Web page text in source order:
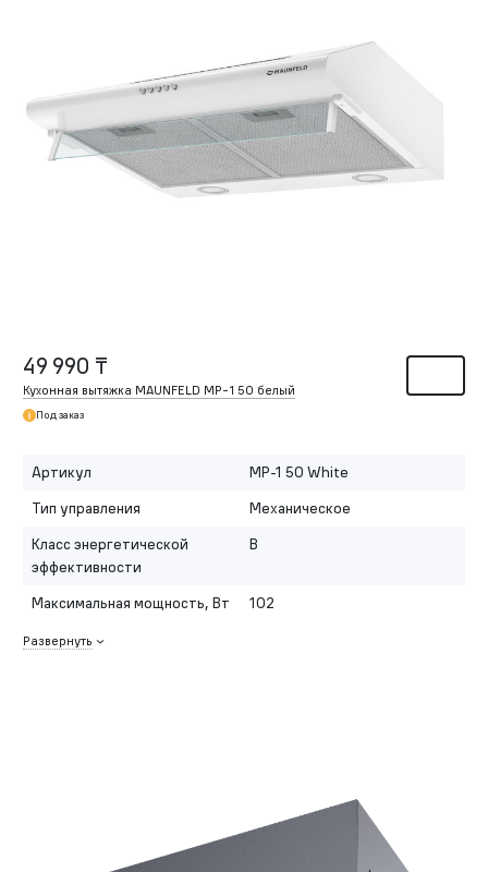
49 990 ₸
Кухонная вытяжка MAUNFELD MP-1 50 белый
Под заказ
Артикул
MP-1 50 White
Тип управления
Механическое
Класс энергетической
эффективности
B
Максимальная мощность, Вт 102
Развернуть